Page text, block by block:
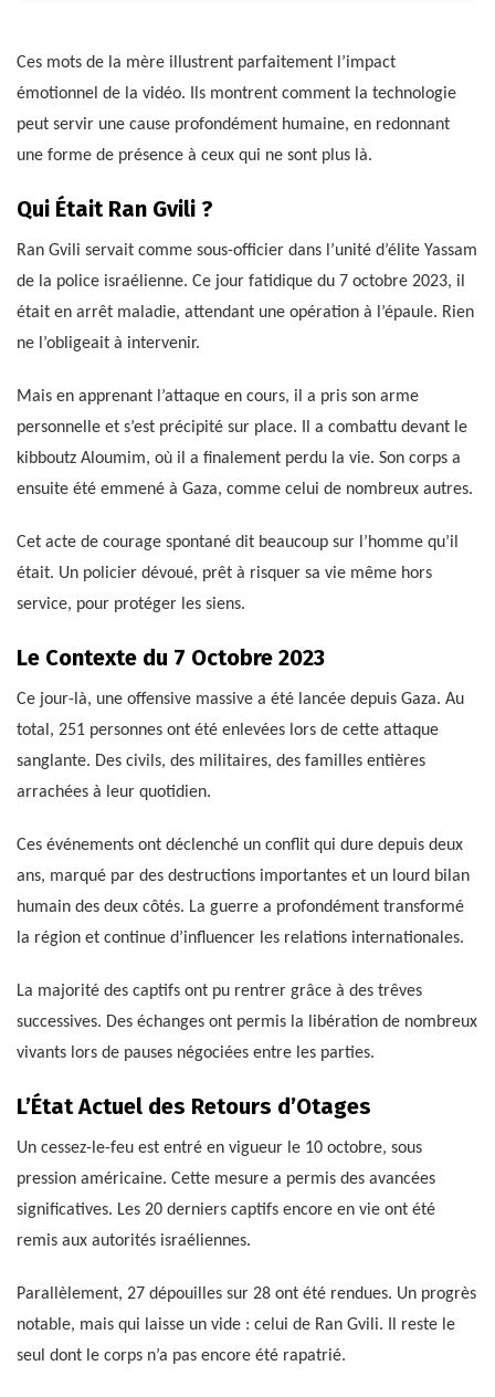
Ces mots de la mère illustrent parfaitement l’impact
émotionnel de la vidéo. Ils montrent comment la technologie
peut servir une cause profondément humaine, en redonnant
une forme de présence à ceux qui ne sont plus là.
Qui Était Ran Gvili ?
Ran Gvili servait comme sous-officier dans l’unité d’élite Yassam
de la police israélienne. Ce jour fatidique du 7 octobre 2023, il
était en arrêt maladie, attendant une opération à l’épaule. Rien
ne l’obligeait à intervenir.
Mais en apprenant l’attaque en cours, il a pris son arme
personnelle et s’est précipité sur place. Il a combattu devant le
kibboutz Aloumim, où il a finalement perdu la vie. Son corps a
ensuite été emmené à Gaza, comme celui de nombreux autres.
Cet acte de courage spontané dit beaucoup sur l’homme qu’il
était. Un policier dévoué, prêt à risquer sa vie même hors
service, pour protéger les siens.
Le Contexte du 7 Octobre 2023
Ce jour-là, une offensive massive a été lancée depuis Gaza. Au
total, 251 personnes ont été enlevées lors de cette attaque
sanglante. Des civils, des militaires, des familles entières
arrachées à leur quotidien.
Ces événements ont déclenché un conflit qui dure depuis deux
ans, marqué par des destructions importantes et un lourd bilan
humain des deux côtés. La guerre a profondément transformé
la région et continue d’influencer les relations internationales.
La majorité des captifs ont pu rentrer grâce à des trêves
successives. Des échanges ont permis la libération de nombreux
vivants lors de pauses négociées entre les parties.
L’État Actuel des Retours d’Otages
Un cessez-le-feu est entré en vigueur le 10 octobre, sous
pression américaine. Cette mesure a permis des avancées
significatives. Les 20 derniers captifs encore en vie ont été
remis aux autorités israéliennes.
Parallèlement, 27 dépouilles sur 28 ont été rendues. Un progrès
notable, mais qui laisse un vide : celui de Ran Gvili. Il reste le
seul dont le corps n’a pas encore été rapatrié.